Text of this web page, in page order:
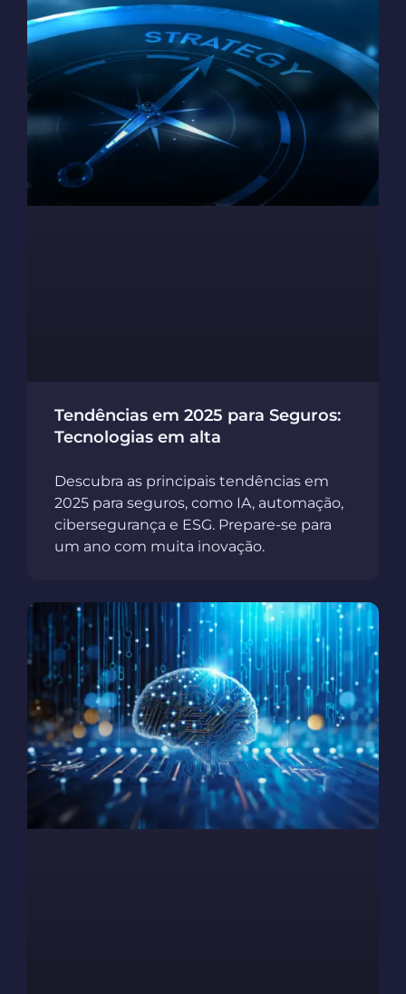
Tendências em 2025 para Seguros:
Tecnologias em alta
Descubra as principais tendências em
2025 para seguros, como IA, automação,
cibersegurança e ESG. Prepare-se para
um ano com muita inovação.